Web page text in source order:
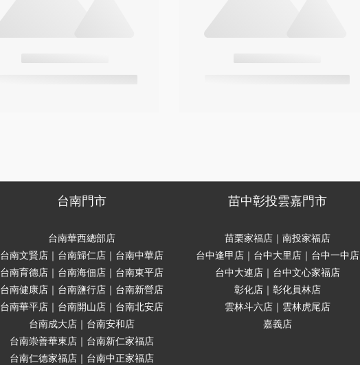
台南門市
台南華西總部店
台南文賢店｜台南歸仁店｜台南中華店
台南育德店｜台南海佃店｜台南東平店
台南健康店｜台南鹽行店｜台南新營店
台南華平店｜台南開山店｜台南北安店
台南成大店｜台南安和店
台南崇善華東店｜台南新仁家福店
台南仁德家福店｜台南中正家福店
苗中彰投雲嘉門市
苗栗家福店｜南投家福店
台中逢甲店｜台中大里店｜台中一中店
台中大連店｜台中文心家福店
彰化店｜彰化員林店
雲林斗六店｜雲林虎尾店
嘉義店